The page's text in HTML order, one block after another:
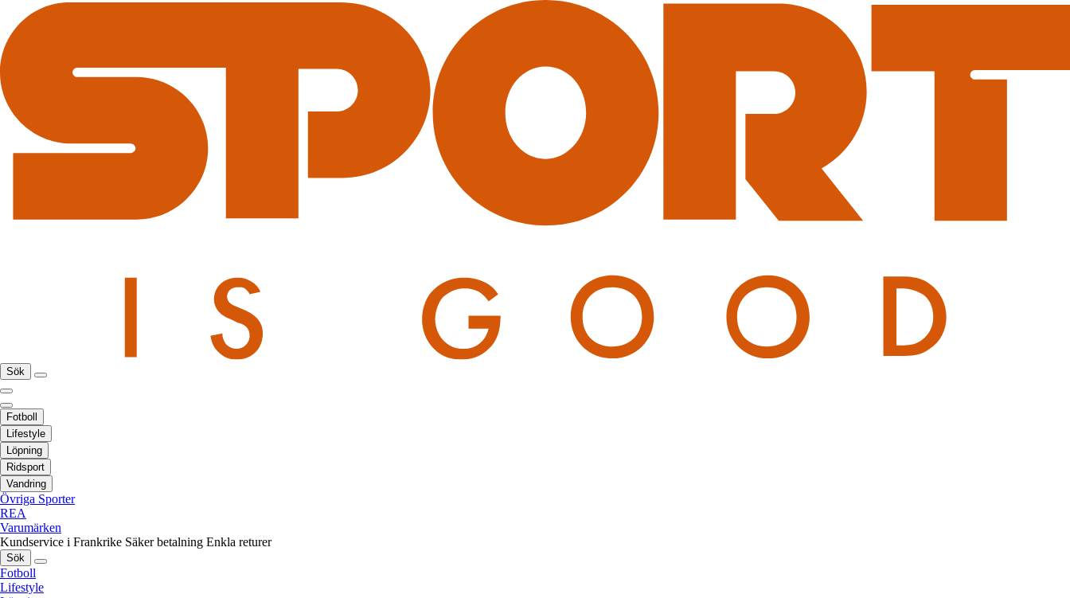
Sök
Fotboll
Lifestyle
Löpning
Ridsport
Vandring
Övriga Sporter
REA
Varumärken
Kundservice i Frankrike Säker betalning Enkla returer
Sök
Fotboll
Lifestyle